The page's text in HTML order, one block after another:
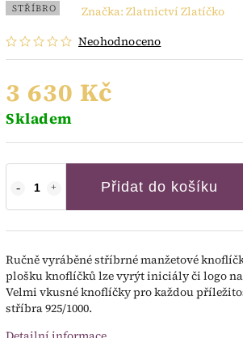
STŘÍBRO
Neohodnoceno
Značka: Zlatnictví Zlatíčko
3 630 Kč
Skladem
Přidat do košíku
Ručně vyráběné stříbrné manžetové
plošku knoflíčků lze vyrýt iniciály či logo
Velmi vkusné knoflíčky pro každou
stříbra 925/1000.